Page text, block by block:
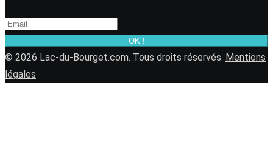
OK !
© 2026 Lac-du-Bourget.com. Tous droits réservés. Mentions
légales